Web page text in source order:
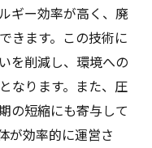
ギー効率が高く、廃
きます。この技術に
を削減し、環境への
なります。また、圧
の短縮にも寄与して
が効率的に運営さ